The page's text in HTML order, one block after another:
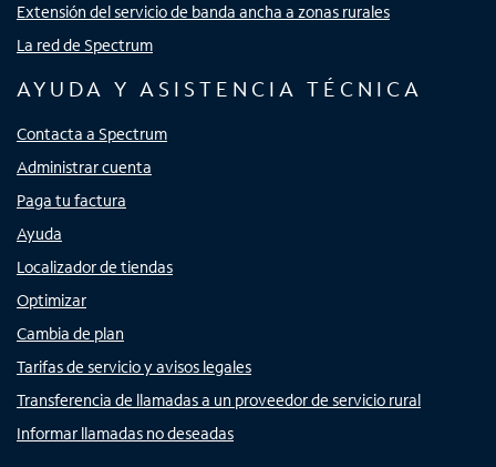
Extensión del servicio de banda ancha a zonas rurales
La red de Spectrum
AYUDA Y ASISTENCIA TÉCNICA
Contacta a Spectrum
Administrar cuenta
Paga tu factura
Ayuda
Localizador de tiendas
Optimizar
Cambia de plan
Tarifas de servicio y avisos legales
Transferencia de llamadas a un proveedor de servicio rural
Informar llamadas no deseadas